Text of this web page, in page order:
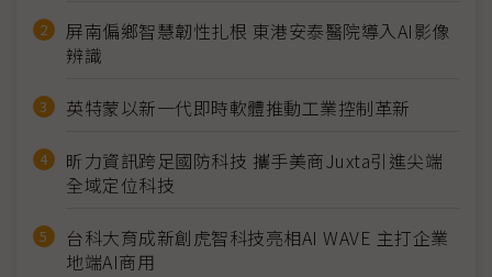
屏南偏鄉智慧韌性扎根 東港安泰醫院導入AI影像
辨識
英特蒙以新一代即時軟體推動工業控制革新
昕力資訊跨足國防科技 攜手美商Juxta引進尖端
全域定位科技
台科大育成新創虎智科技亮相AI WAVE 主打企業
地端AI商用